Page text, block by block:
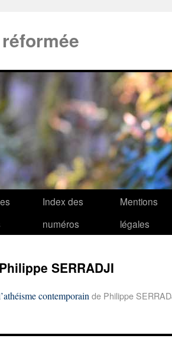
Index des
numéros
Mentions
légales
SERRADJI
contemporain de Philippe